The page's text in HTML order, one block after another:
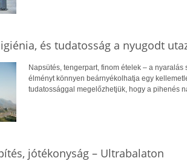
és tudatosság a nyugodt
Napsütés, tengerpart, finom ételek – a
élményt könnyen beárnyékolhatja egy
tudatossággal megelőzhetjük, hogy a pihenés
jótékonyság – Ultrabalaton